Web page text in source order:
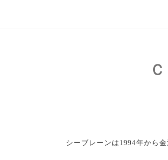
シーブレーンは1994年から